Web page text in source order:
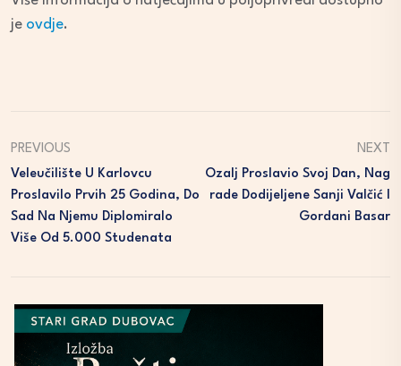
je ovdje.
PREVIOUS
Veleučilište U Karlovcu
Proslavilo Prvih 25 Godina, Do
Sad Na Njemu Diplomiralo
Više Od 5.000 Studenata
NEXT
Ozalj Proslavio Svoj Dan, Nag
Rade Dodijeljene Sanji Valčić I
Gordani Basar